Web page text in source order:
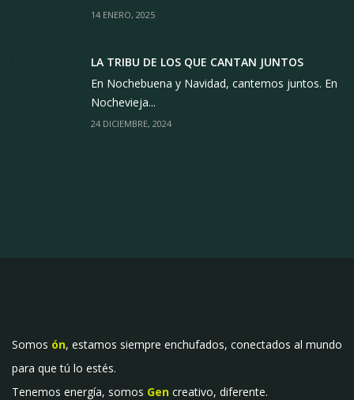
14 ENERO, 2025
LA TRIBU DE LOS QUE CANTAN JUNTOS
En Nochebuena y Navidad, cantemos juntos. En
Nochevieja...
24 DICIEMBRE, 2024
Somos ón, estamos siempre enchufados, conectados al mundo
para que tú lo estés.
Tenemos energía, somos Gen creativo, diferente.